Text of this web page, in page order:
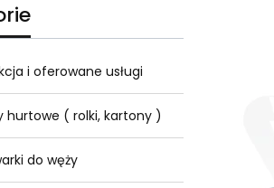
i oferowane usługi
hurtowe ( rolki, kartony )
do węży